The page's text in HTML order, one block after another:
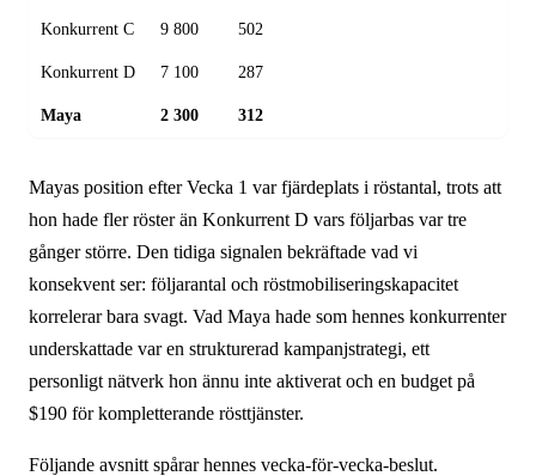
Konkurrent C 9 800 502
Konkurrent D 7 100 287
Maya 2 300 312
Mayas position efter Vecka 1 var fjärdeplats i röstantal, trots att
hon hade fler röster än Konkurrent D vars följarbas var tre
gånger större. Den tidiga signalen bekräftade vad vi
konsekvent ser: följarantal och röstmobiliserings­kapacitet
korrelerar bara svagt. Vad Maya hade som hennes konkurrenter
underskattade var en strukturerad kampanjstrategi, ett
personligt nätverk hon ännu inte aktiverat och en budget på
$190 för kompletterande rösttjänster.
Följande avsnitt spårar hennes vecka-för-vecka-beslut.